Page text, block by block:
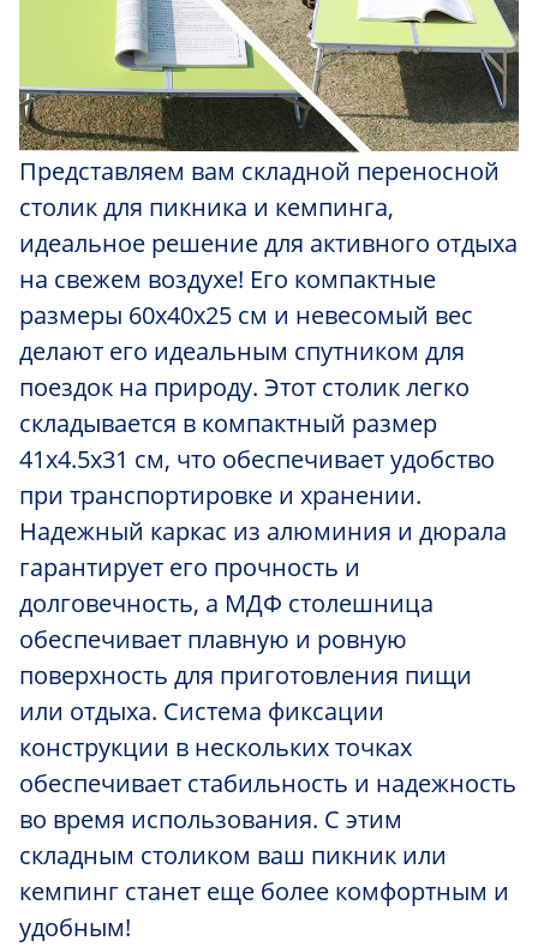
Представляем вам складной переносной
столик для пикника и кемпинга,
идеальное решение для активного отдыха
на свежем воздухе! Его компактные
размеры 60x40x25 см и невесомый вес
делают его идеальным спутником для
поездок на природу. Этот столик легко
складывается в компактный размер
41x4.5x31 см, что обеспечивает удобство
при транспортировке и хранении.
Надежный каркас из алюминия и дюрала
гарантирует его прочность и
долговечность, а МДФ столешница
обеспечивает плавную и ровную
поверхность для приготовления пищи
или отдыха. Система фиксации
конструкции в нескольких точках
обеспечивает стабильность и надежность
во время использования. С этим
складным столиком ваш пикник или
кемпинг станет еще более комфортным и
удобным!